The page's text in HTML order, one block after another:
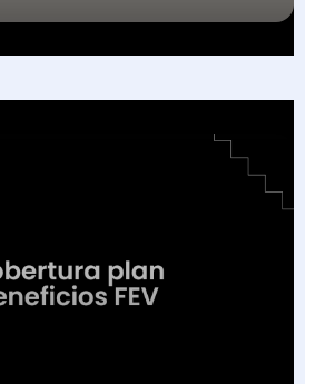
de Beneficios en la Factura